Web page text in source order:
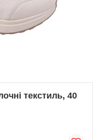
текстиль, 40